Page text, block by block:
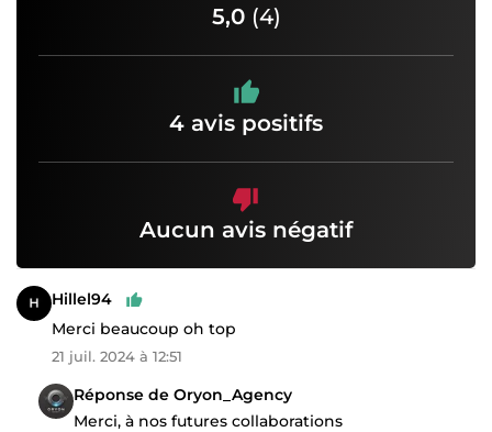
5,0 (4)
4 avis positifs
Aucun avis négatif
Hillel94
Merci beaucoup oh top
21 juil. 2024 à 12:51
Réponse de Oryon_Agency
Merci, à nos futures collaborations